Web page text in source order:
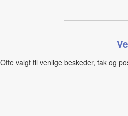
Ofte valgt til venlige beskeder, tak og